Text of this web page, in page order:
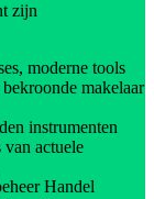
zijn
moderne tools
makelaar
instrumenten
van actuele
Handel